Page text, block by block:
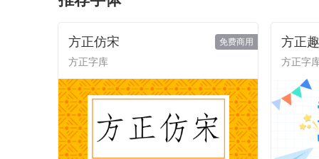
方正仿宋
方正字库
免费商用 方正
方正字